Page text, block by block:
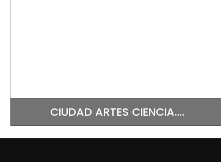
CIUDAD ARTES CIENCIA....